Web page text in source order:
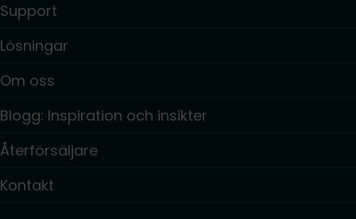
Support
Lösningar
Om oss
Blogg: Inspiration och insikter
Återförsäljare
Kontakt